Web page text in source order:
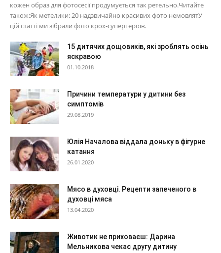
кожен образ для фотосесії продумується так ретельно.Читайте
також:Як метелики: 20 надзвичайно красивих фото немовлятУ
цій статті ми зібрали фото крох-супергероїв.
15 дитячих дощовиків, які зроблять осінь
яскравою
01.10.2018
Причини температури у дитини без
симптомів
29.08.2019
Юлія Началова віддала доньку в фігурне
катання
26.01.2020
Мясо в духовці. Рецепти запеченого в
духовці мяса
13.04.2020
Животик не приховаєш: Дарина
Мельникова чекає другу дитину